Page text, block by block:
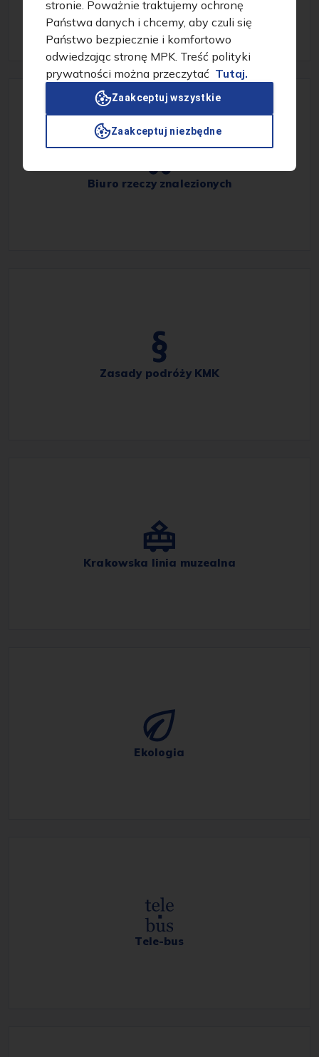
Biuro rzeczy znalezionych
Zasady podróży KMK
Krakowska linia muzealna
Ekologia
Tele-bus
stronie. Poważnie traktujemy ochronę
Państwa danych i chcemy, aby czuli się
Państwo bezpiecznie i komfortowo
odwiedzając stronę MPK. Treść polityki
prywatności można przeczytać Tutaj.
Zaakceptuj wszystkie
Zaakceptuj niezbędne